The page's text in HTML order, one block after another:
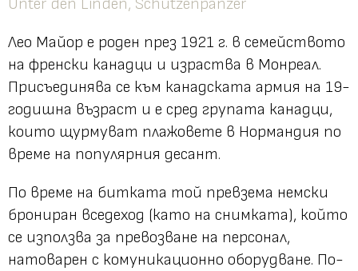
Лео Майор е роден през 1921 г. в семейството
на френски канадци и израства в Монреал.
Присъединява се към канадската армия на 19-
годишна възраст и е сред групата канадци,
които щурмуват плажовете в Нормандия по
време на популярния десант.
По време на битката той превзема немски
брониран вседеход (като на снимката), който
се използва за превозване на персонал,
натоварен с комуникационно оборудване. По-